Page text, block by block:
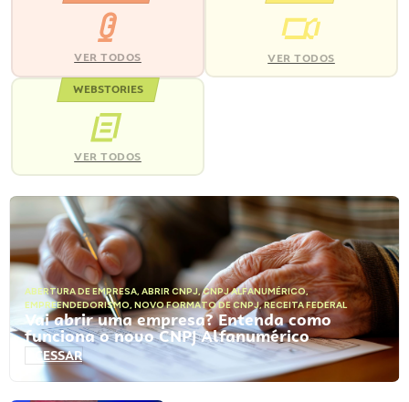
VER TODOS VER TODOS
WEBSTORIES
VER TODOS
ABERTURA DE EMPRESA, ABRIR CNPJ,CNPJ ALFANUMÉRICO,
EMPREENDEDORISMO, NOVO FORMATO DE CNPJ,RECEITA FEDERAL
Vai abrir uma empresa? Entenda como
funciona o novo CNPJ Alfanumérico
ACESSAR